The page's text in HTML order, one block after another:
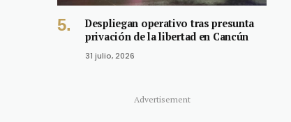
Despliegan operativo tras presunta
privación de la libertad en Cancún
31 julio, 2026
Advertisement